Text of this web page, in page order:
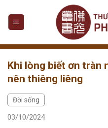
content
Khi lòng biết ơn tràn
nên thiêng liêng
Đời sống
03/10/2024